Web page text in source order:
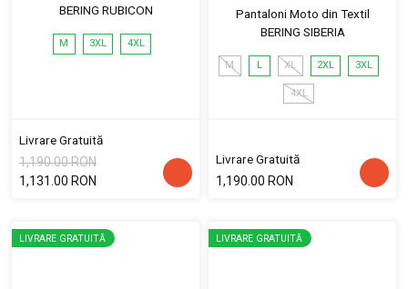
BERING RUBICON
M 3XL 4XL
Livrare Gratuită
1,190.00 RON
1,131.00 RON
Pantaloni Moto din Textil
BERING SIBERIA
M L XL 2XL 3XL
4XL
Livrare Gratuită
1,190.00 RON
LIVRARE GRATUITĂ LIVRARE GRATUITĂ